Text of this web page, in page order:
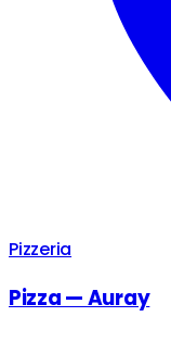
Pizzeria
Pizza — Auray